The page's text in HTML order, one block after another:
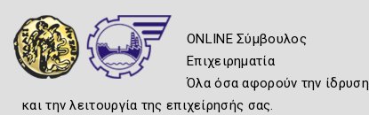
ONLINE Σύμβουλος
Επιχειρηματία
Όλα όσα αφορούν την ίδρυση
και την λειτουργία της επιχείρησής σας.